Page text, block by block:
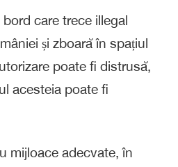
care trece illegal
și zboară în spațiul
poate fi distrusă,
acesteia poate fi
mijloace adecvate, în